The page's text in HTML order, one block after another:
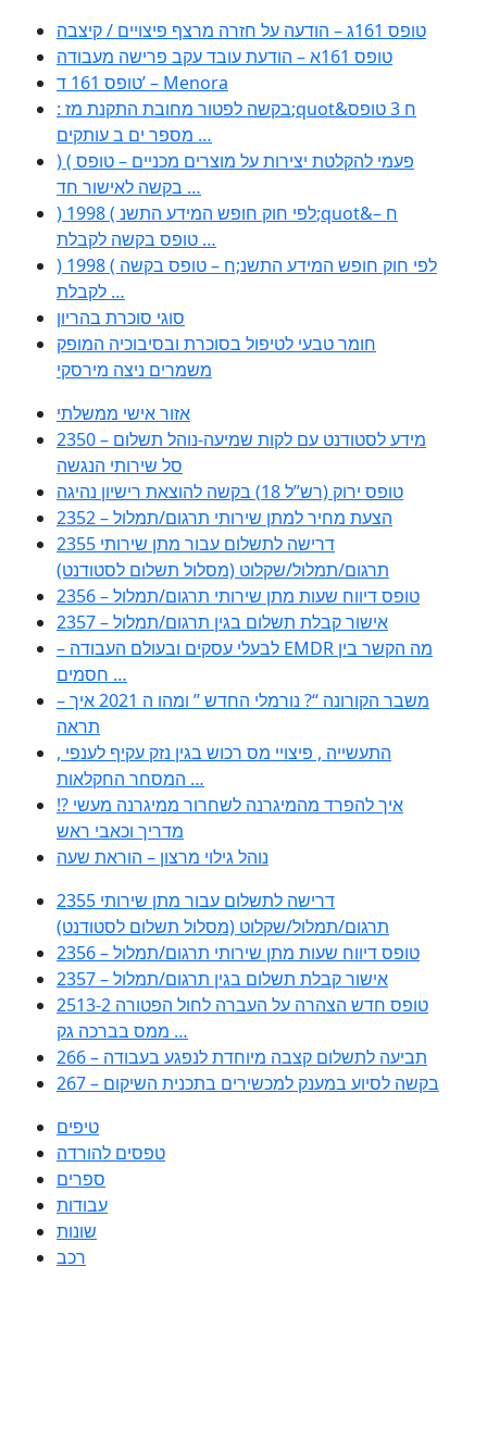
טופס 161ג – הודעה על חזרה מרצף פיצויים / קיצבה
טופס 161א – הודעת עובד עקב פרישה מעבודה
טופס 161 ד’ – Menora
: בקשה לפטור מחובת התקנת מז;quot&ח 3 טופס
מספר ים ב עותקים …
) ( פעמי להקלטת יצירות על מוצרים מכניים – טופס
בקשה לאישור חד …
) 1998 ( לפי חוק חופש המידע התשנ;quot&ח –
טופס בקשה לקבלת …
) 1998 ( לפי חוק חופש המידע התשנ;ח – טופס בקשה
לקבלת …
סוגי סוכרת בהריון
חומר טבעי לטיפול בסוכרת ובסיבוכיה המופק
משמרים ניצה מירסקי
אזור אישי ממשלתי
2350 – מידע לסטודנט עם לקות שמיעה-נוהל תשלום
סל שירותי הנגשה
טופס ירוק (רש”ל 18) בקשה להוצאת רישיון נהיגה
2352 – הצעת מחיר למתן שירותי תרגום/תמלול
2355 דרישה לתשלום עבור מתן שירותי
תרגום/תמלול/שקלוט (מסלול תשלום לסטודנט)
2356 – טופס דיווח שעות מתן שירותי תרגום/תמלול
2357 – אישור קבלת תשלום בגין תרגום/תמלול
– לבעלי עסקים ובעולם העבודה EMDR מה הקשר בין
חסמים …
– משבר הקורונה “? נורמלי החדש ” ומהו ה 2021 איך
תראה
, התעשייה , פיצויי מס רכוש בגין נזק עקיף לענפי
המסחר החקלאות …
!? איך להפרד מהמיגרנה לשחרור ממיגרנה מעשי
מדריך וכאבי ראש
נוהל גילוי מרצון – הוראת שעה
2355 דרישה לתשלום עבור מתן שירותי
תרגום/תמלול/שקלוט (מסלול תשלום לסטודנט)
2356 – טופס דיווח שעות מתן שירותי תרגום/תמלול
2357 – אישור קבלת תשלום בגין תרגום/תמלול
2513-2 טופס חדש הצהרה על העברה לחול הפטורה
ממס בברכה גק …
266 – תביעה לתשלום קצבה מיוחדת לנפגע בעבודה
267 – בקשה לסיוע במענק למכשירים בתכנית השיקום
טיפים
טפסים להורדה
ספרים
עבודות
שונות
רכב